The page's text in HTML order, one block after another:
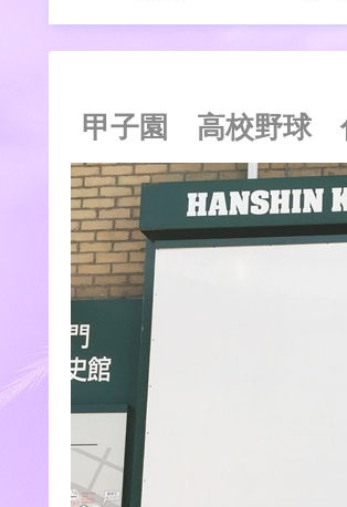
甲子園 高校野球